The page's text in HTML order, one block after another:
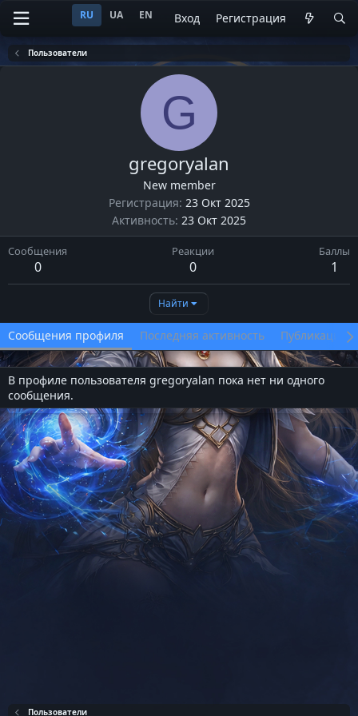
RU UA EN Вход Регистрация
Пользователи
G
gregoryalan
New member
Регистрация 23 Окт 2025
Активность 23 Окт 2025
Сообщения
0
Реакции
0
Баллы
1
Найти
Сообщения профиля Последняя активность Публикации
В профиле пользователя gregoryalan пока нет ни одного
сообщения.
Пользователи